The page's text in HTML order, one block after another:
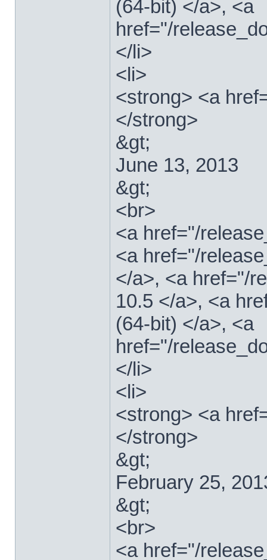
(64-bit) </a>, <a
href="/
</li>
<li>
<strong> <a
</strong>
&gt;
June 13, 2013
&gt;
<br>
<a href="/
<a href="/
</a>, <a href="/
10.5 </a>, <a
(64-bit) </a>, <a
href="/
</li>
<li>
<strong> <a
</strong>
&gt;
February 25,
&gt;
<br>
<a href="/